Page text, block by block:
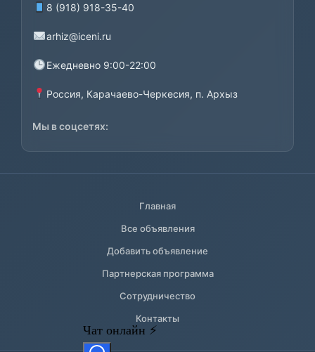
8 (918) 918-35-40
arhiz@iceni.ru
Ежедневно 9:00-22:00
Россия, Карачаево-Черкесия, п. Архыз
Мы в соцсетях:
Главная
Все объявления
Добавить объявление
Партнерская программа
Сотрудничество
Контакты